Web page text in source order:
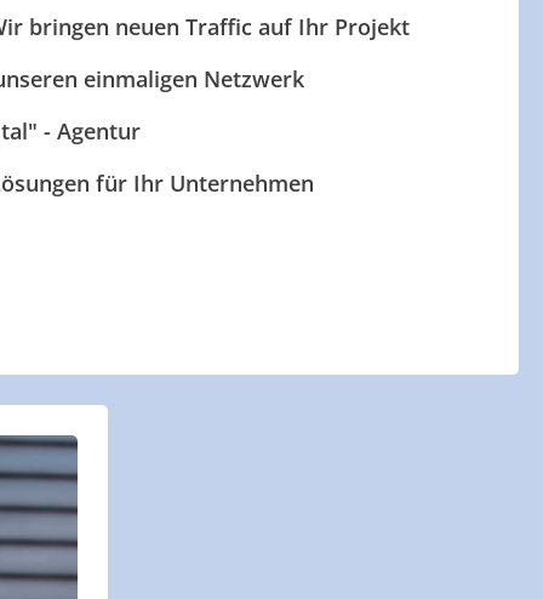
bringen neuen Traffic auf Ihr Projekt
einmaligen Netzwerk
- Agentur
für Ihr Unternehmen